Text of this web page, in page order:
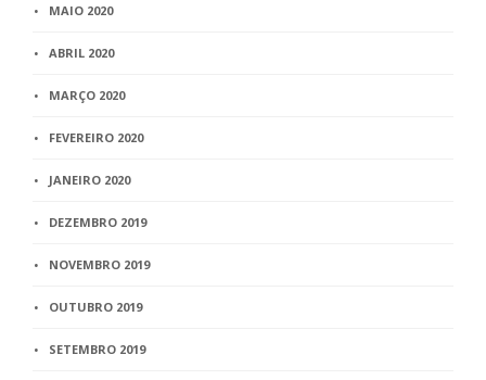
MAIO 2020
ABRIL 2020
MARÇO 2020
FEVEREIRO 2020
JANEIRO 2020
DEZEMBRO 2019
NOVEMBRO 2019
OUTUBRO 2019
SETEMBRO 2019